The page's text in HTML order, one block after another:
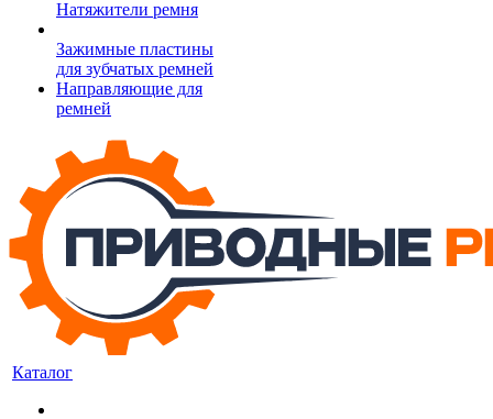
Натяжители ремня
Зажимные пластины
для зубчатых ремней
Направляющие для
ремней
Каталог